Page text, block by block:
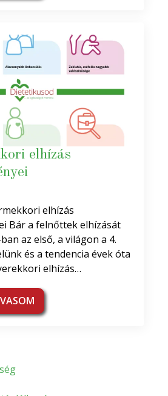
elhízás
elhízás
Bár a felnőttek elhízását
az első, a világon a 4.
és a tendencia évek óta
elhízás…